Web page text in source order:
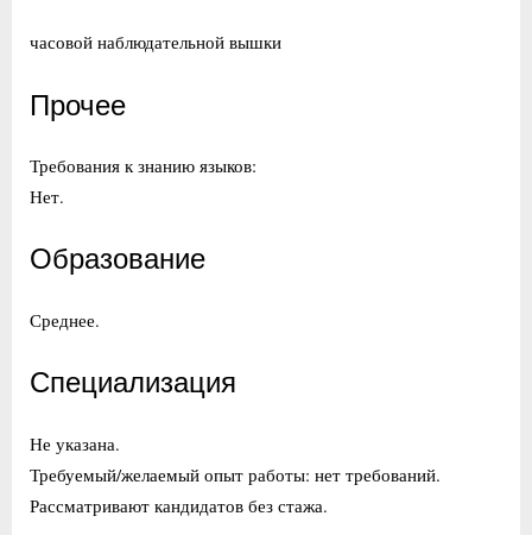
часовой наблюдательной вышки
Прочее
Требования к знанию языков:
Нет.
Образование
Среднее.
Специализация
Не указана.
Требуемый/желаемый опыт работы: нет требований.
Рассматривают кандидатов без стажа.